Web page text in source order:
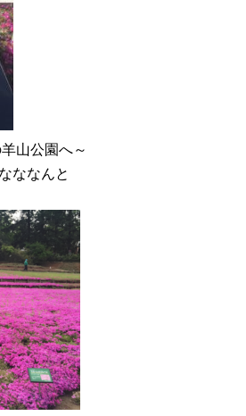
山公園へ～
ななんと